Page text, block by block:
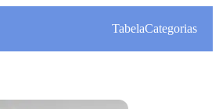
TabelaCategorias